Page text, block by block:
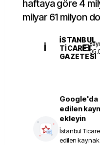
haftaya göre 4
milyar 61 milyon
İ
İSTANBUL
TICARET
GAZETESI
edilen
ekleyin
İstanbul
edilen